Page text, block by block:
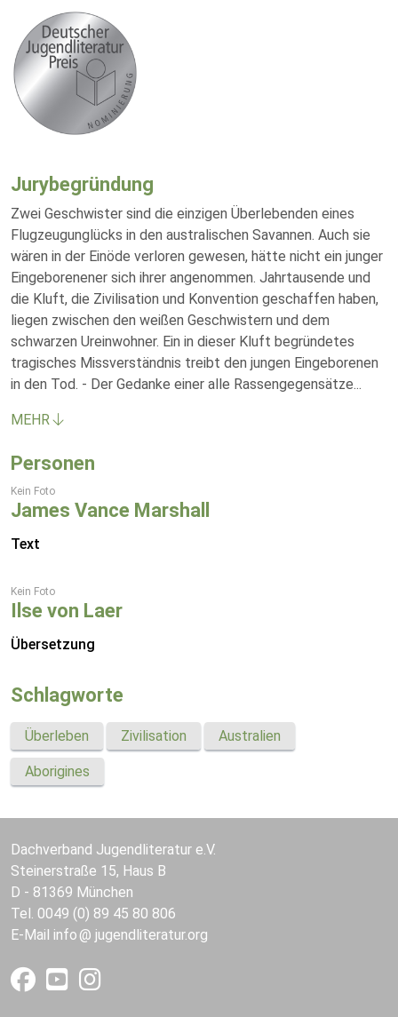
Jurybegründung
Zwei Geschwister sind die einzigen Überlebenden eines
Flugzeugunglücks in den australischen Savannen. Auch sie
wären in der Einöde verloren gewesen, hätte nicht ein junger
Eingeborenener sich ihrer angenommen. Jahrtausende und
die Kluft, die Zivilisation und Konvention geschaffen haben,
liegen zwischen den weißen Geschwistern und dem
schwarzen Ureinwohner. Ein in dieser Kluft begründetes
tragisches Missverständnis treibt den jungen Eingeborenen
in den Tod. - Der Gedanke einer alle Rassengegensätze...
MEHR
Personen
Kein Foto
James Vance Marshall
Text
Kein Foto
Ilse von Laer
Übersetzung
Schlagworte
Überleben Zivilisation Australien
Aborigines
Dachverband Jugendliteratur e.V.
Steinerstraße 15, Haus B
D - 81369 München
Tel. 0049 (0) 89 45 80 806
E-Mail info jugendliteratur.org